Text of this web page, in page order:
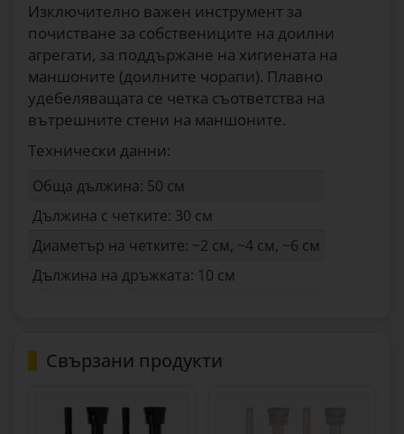
Изключително важен инструмент за
почистване за собствениците на доилни
агрегати, за поддържане на хигиената на
маншоните (доилните чорапи). Плавно
удебеляващата се четка съответства на
вътрешните стени на маншоните.
Технически данни:
Обща дължина: 50 см
Дължина с четките: 30 см
Диаметър на четките: ~2 см, ~4 см, ~6 см
Дължина на дръжката: 10 см
Свързани продукти